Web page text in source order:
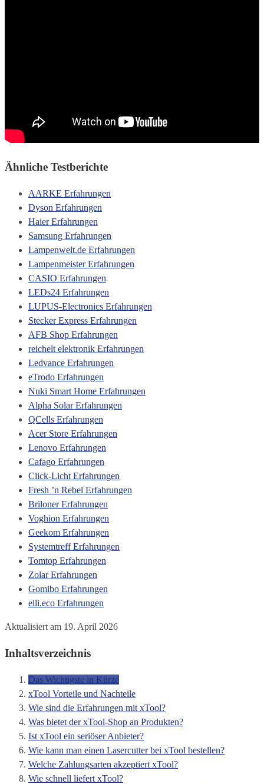
Ähnliche Testberichte
AARKE Erfahrungen
Dyson Erfahrungen
Haier Erfahrungen
Samsung Erfahrungen
Lampenwelt.de Erfahrungen
Lampenmeister Erfahrungen
CASIO Erfahrungen
LEDs24 Erfahrungen
LUPUS-Electronics Erfahrungen
Stecker Express Erfahrungen
AFB Shop Erfahrungen
reichelt elektronik Erfahrungen
Ledvance Erfahrungen
eTrodo Erfahrungen
Nuki Smart Home Erfahrungen
Alpha Solar Erfahrungen
QCells Erfahrungen
Acer Store Erfahrungen
Lenovo Erfahrungen
Cafago Erfahrungen
Click-Licht Erfahrungen
Fresh ’n Rebel Erfahrungen
Briloner Erfahrungen
Voghion Erfahrungen
Geekom Erfahrungen
Systemtreff Erfahrungen
Tomtop Erfahrungen
Zolar Erfahrungen
Gomibo Erfahrungen
elli.eco Erfahrungen
Aktualisiert am 19. April 2026
Inhaltsverzeichnis
Das Wichtigste in Kürze
xTool Vorteile und Nachteile
Wie sind die Erfahrungen mit xTool?
Was bietet der xTool-Shop an Produkten?
Ist xTool ein seriöser Anbieter?
Wie kann man einen Lasercutter bei xTool bestellen?
Welche Zahlungsarten akzeptiert xTool?
Wie schnell liefert xTool?